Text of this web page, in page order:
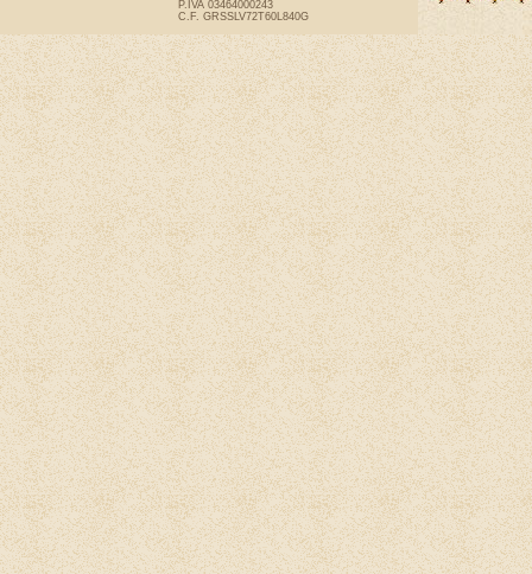
P.IVA 03464000243
C.F. GRSSLV72T60L840G